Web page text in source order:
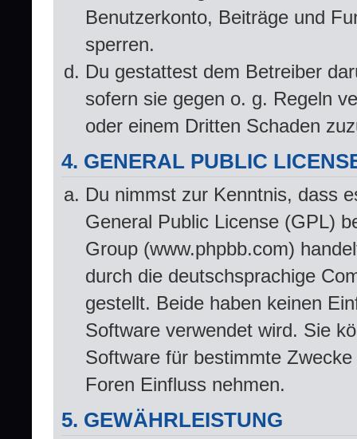
Benutzerkonto, Beiträge und
sperren.
Du gestattest dem Betreiber
sofern sie gegen o. g. Regeln
oder einem Dritten Schaden
4. GENERAL PUBLIC
Du nimmst zur Kenntnis, dass
General Public License (GPL)
Group (www.phpbb.com)
durch die deutschsprachige
gestellt. Beide haben keinen
Software verwendet wird. Sie
Software für bestimmte
Foren Einfluss nehmen.
5. GEWÄHRLEISTUNG